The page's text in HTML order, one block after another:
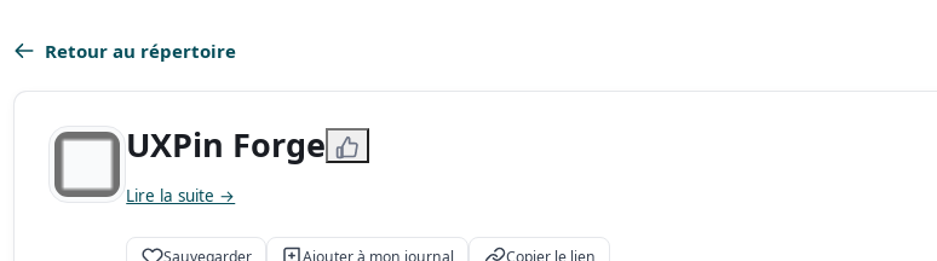
Retour au répertoire
UXPin Forge
Lire la suite →